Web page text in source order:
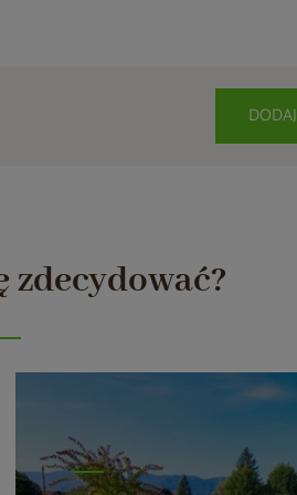
DODAJ
zdecydować?